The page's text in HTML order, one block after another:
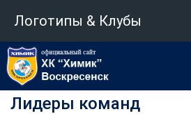
Логотипы & Клубы
Лидеры команд